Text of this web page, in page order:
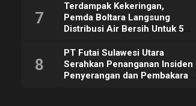
7
Terdampak Kekeringan,
Pemda Boltara Langsung
Distribusi Air Bersih Untuk 50
8
PT Futai Sulawesi Utara
Serahkan Penanganan Insiden
Penyerangan dan Pembakaran